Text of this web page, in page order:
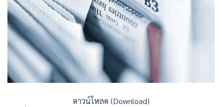
ดาวน์โหลด (Download)